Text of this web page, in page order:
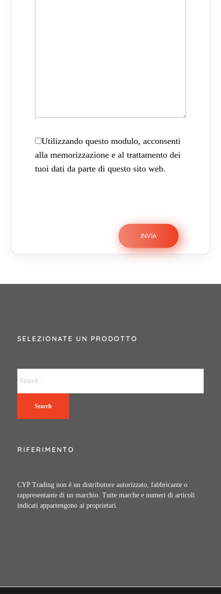
Utilizzando questo modulo, acconsenti
alla memorizzazione e al trattamento dei
tuoi dati da parte di questo sito web.
SELEZIONATE UN PRODOTTO
Search
RIFERIMENTO
CYP Trading non é un distributore autorizzato, fabbricante o
rappresentante di un marchio. Tutte marche e numeri di articoli
indicati appartengono ai proprietari.